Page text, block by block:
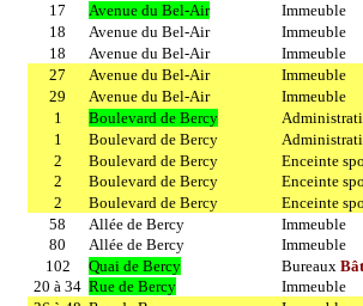
17
Avenue du Bel-Air Immeuble
18
Avenue du Bel-Air Immeuble
18
Avenue du Bel-Air Immeuble
27
Avenue du Bel-Air Immeuble
29
Avenue du Bel-Air Immeuble
1
Boulevard de Bercy
1
Boulevard de Bercy
2
Boulevard de Bercy Enceinte
2
Boulevard de Bercy Enceinte
2
Boulevard de Bercy Enceinte
58
Allée de Bercy Immeuble
80
Allée de Bercy Immeuble
102
Quai de Bercy Bureaux
20 à 34 Rue de Bercy Immeuble